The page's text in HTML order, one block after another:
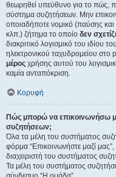
θεωρηθεί υπεύθυνο για το πώς,
σύστημα συζητήσεων. Μην
οποιαδήποτε νομικό (παύσης
κλπ.) ζήτημα το οποίο δεν
διακριτικό λογισμικό του ιδίου
ηλεκτρονικού ταχυδρομείου στο
μέρος χρήσης αυτού του
καμία ανταπόκριση.
Κορυφή
Πώς μπορώ να επικοινωνήσω
συζητήσεων;
Όλα τα μέλη του συστήματος
φόρμα “Επικοινωνήστε μαζί
διαχειριστή του συστήματος
Τα μέλη του συστήματος